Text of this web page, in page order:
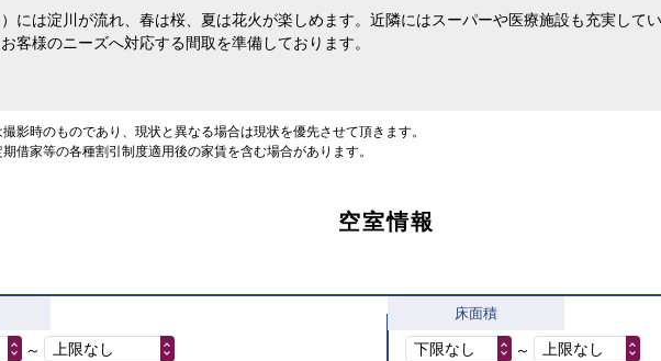
には淀川が流れ、春は桜、夏は花火が楽しめます。近隣にはスーパーや医療施設も充実して
客様のニーズへ対応する間取を準備しております。
影時のものであり、現状と異なる場合は現状を優先させて頂きます。
借家等の各種割引制度適用後の家賃を含む場合があります。
空室情報
～
上限なし
床面積
下限なし ～ 上限なし